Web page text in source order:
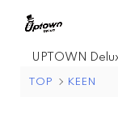
UPTOWN
TOP KEEN